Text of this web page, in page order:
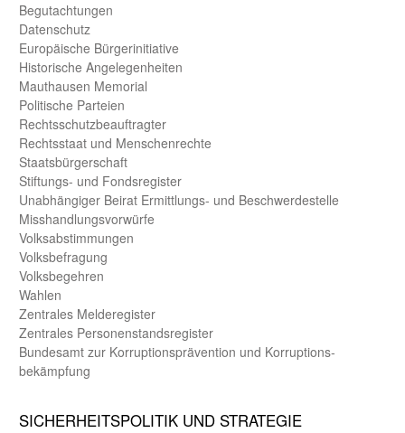
Begut­achtungen
Daten­schutz
Europäische Bürger­initiative
Historische Angelegen­heiten
Mauthausen Memorial
Politische Parteien
Rechts­schutz­beauftragter
Rechts­staat und Menschen­rechte
Staats­bürger­schaft
Stiftungs- und Fonds­register
Unab­hängiger Beirat Ermittlungs- und Beschwerde­stelle
Misshandlungs­vorwürfe
Volks­abstimmungen
Volks­befragung
Volks­begehren
Wahlen
Zentrales Melde­register
Zentrales Personen­stands­register
Bundes­amt zur Korrup­tions­prävention und Korrup­tions­
bekämpfung
SICHER­HEITS­POLITIK UND STRATEGIE